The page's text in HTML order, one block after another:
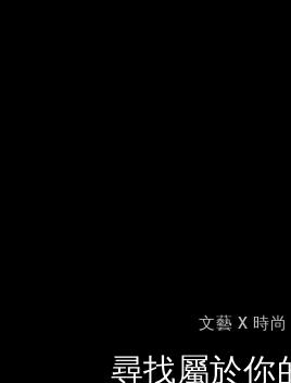
文藝 X 時尚
尋找屬於你